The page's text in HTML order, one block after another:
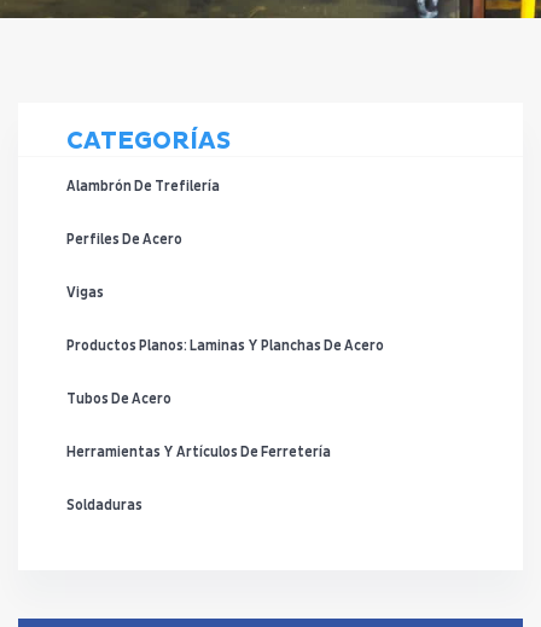
CATEGORÍAS
Alambrón De Trefilería
Perfiles De Acero
Vigas
Productos Planos: Laminas Y Planchas De Acero
Tubos De Acero
Herramientas Y Artículos De Ferretería
Soldaduras